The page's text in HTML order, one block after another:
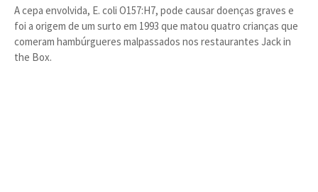
A cepa envolvida, E. coli O157:H7, pode causar doenças graves e
foi a origem de um surto em 1993 que matou quatro crianças que
comeram hambúrgueres malpassados nos restaurantes Jack in
the Box.